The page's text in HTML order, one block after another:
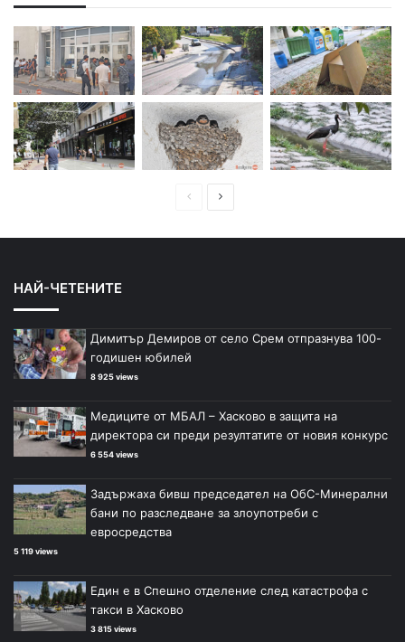
т
н
т
н
НАЙ-ЧЕТЕНИТЕ
Димитър Демиров от село Срем отпразнува 100-
годишен юбилей
8 925 views
Медиците от МБАЛ – Хасково в защита на
директора си преди резултатите от новия конкурс
6 554 views
Задържаха бивш председател на ОбС-Минерални
бани по разследване за злоупотреби с
евросредства
5 119 views
Един е в Спешно отделение след катастрофа с
такси в Хасково
3 815 views